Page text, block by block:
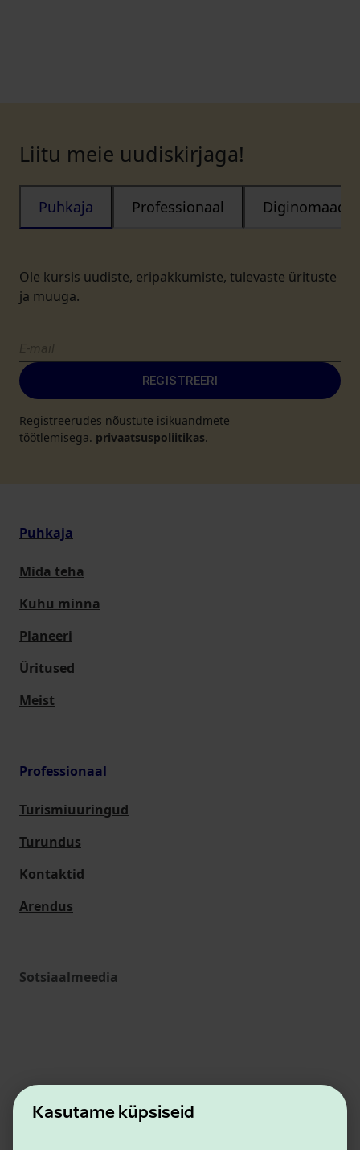
Kasutame küpsiseid
Liitu meie uudiskirjaga!
Ole kursis uudiste, eripakkumiste, tulevaste ürituste
ja muuga.
Puhkaja Professionaal Diginomaad
REGISTREERI
Registreerudes nõustute isikuandmete
töötlemisega. privaatsuspoliitikas.
Puhkaja
Mida teha
Kuhu minna
Planeeri
Üritused
Meist
Professionaal
Turismiuuringud
Turundus
Kontaktid
Arendus
Sotsiaalmeedia